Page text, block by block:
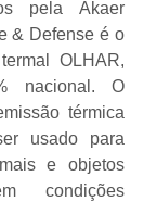
pela Akaer
& Defense é o
OLHAR,
nacional. O
térmica
usado para
e objetos
condições